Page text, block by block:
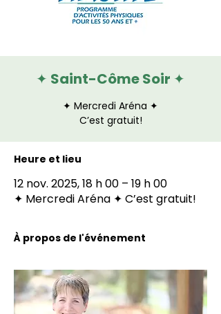
✦ Saint-Côme Soir ✦
✦ Mercredi Aréna ✦
C’est gratuit!
Heure et lieu
12 nov. 2025, 18 h 00 – 19 h 00
✦ Mercredi Aréna ✦ C’est gratuit!
À propos de l'événement